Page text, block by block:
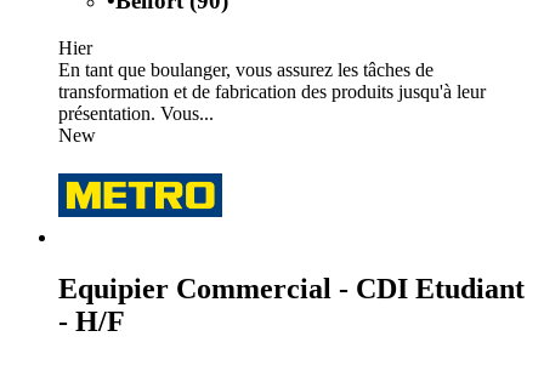
Hier
En tant que boulanger, vous assurez les tâches de
transformation et de fabrication des produits jusqu'à leur
présentation. Vous...
New
Equipier Commercial - CDI Etudiant
- H/F